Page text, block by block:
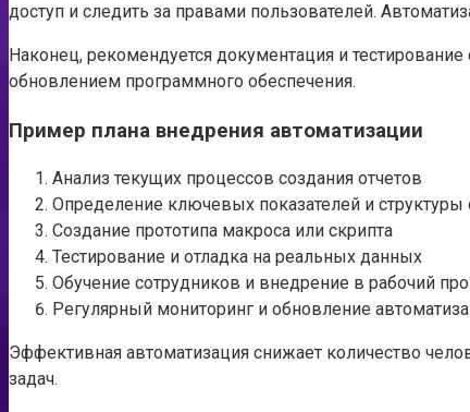
доступ и следить за правами пользователей.
Наконец, рекомендуется документация и
обновлением программного обеспечения.
Пример плана внедрения автоматизации
Анализ текущих процессов создания отчетов
Определение ключевых показателей и структуры
Создание прототипа макроса или скрипта
Тестирование и отладка на реальных данных
Обучение сотрудников и внедрение в рабочий
Регулярный мониторинг и обновление
Эффективная автоматизация снижает количество
задач.